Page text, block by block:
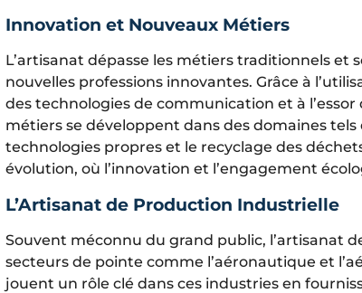
Innovation et Nouveaux Métiers
L’artisanat dépasse les métiers traditionnels et
nouvelles professions innovantes. Grâce à
des technologies de communication et à
métiers se développent dans des domaines tels
technologies propres et le recyclage des
évolution, où l’innovation et l’engagement
L’Artisanat de Production Industrielle
Souvent méconnu du grand public, l’artisanat
secteurs de pointe comme l’aéronautique et
jouent un rôle clé dans ces industries en